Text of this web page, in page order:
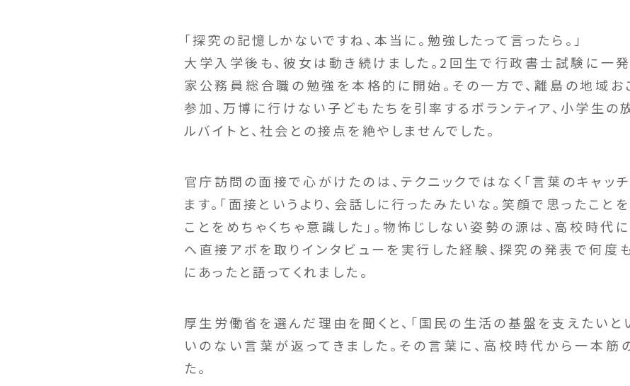
「探究の記憶しかないですね、本当に。勉強したって言ったら。」
大学入学後も、彼女は動き続けました。2回生で行政書士試験に一
家公務員総合職の勉強を本格的に開始。その一方で、離島の地域お
参加、万博に行けない子どもたちを引率するボランティア、小学生の
ルバイトと、社会との接点を絶やしませんでした。
官庁訪問の面接で心がけたのは、テクニックではなく「言葉のキャッ
ます。「面接というより、会話しに行ったみたいな。笑顔で思ったこと
ことをめちゃくちゃ意識した」。物怖じしない姿勢の源は、高校時代
へ直接アポを取りインタビューを実行した経験、探究の発表で何度
にあったと語ってくれました。
厚生労働省を選んだ理由を聞くと、「国民の生活の基盤を支えたいと
いのない言葉が返ってきました。その言葉に、高校時代から一本筋
た。